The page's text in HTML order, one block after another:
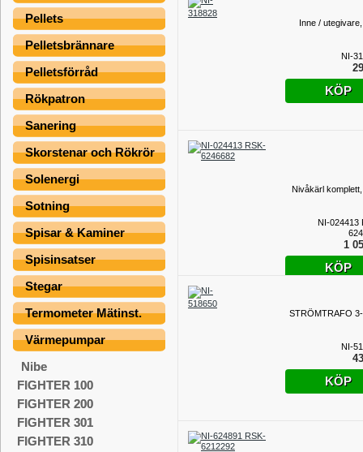
Pellets
Pelletsbrännare
Pelletsförråd
Rökpatron
Sanering
Skorstenar och Rökrör
Solenergi
Sotning
Spisar & Kaminer
Spisinsatser
Stegar
Termometer Mätinst.
Värmepumpar
Nibe
FIGHTER 100
FIGHTER 200
FIGHTER 301
FIGHTER 310
Inne /
NI-
KÖP
Nivåkärl
NI-024413
1
KÖP
STRÖMTRAFO
NI-
KÖP